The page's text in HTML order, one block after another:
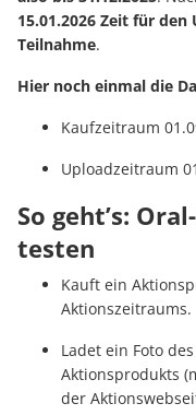
15.01.2026 Zeit für
Teilnahme.
Hier noch einmal die
Kaufzeitraum
Uploadzeitraum
So geht’s:
testen
Kauft ein
Aktionszeitraums.
Ladet ein Foto
Aktionsprodukts
der